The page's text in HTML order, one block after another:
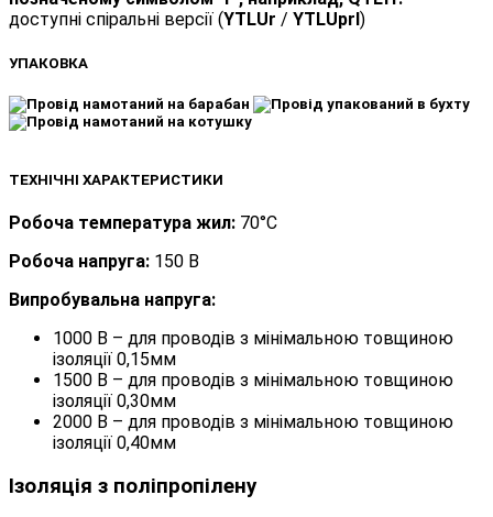
доступні спіральні версії (YTLUr / YTLUprl )
УПАКОВКА
ТЕХНІЧНІ ХАРАКТЕРИСТИКИ
Робоча температура жил: 70°C
Робоча напруга: 150 В
Випробувальна напруга:
1000 В – для проводів з мінімальною товщиною
ізоляції 0,15мм
1500 В – для проводів з мінімальною товщиною
ізоляції 0,30мм
2000 В – для проводів з мінімальною товщиною
ізоляції 0,40мм
Ізоляція з поліпропілену